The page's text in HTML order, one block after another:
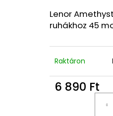
Lenor
ruhákhoz 45
Raktáron
6 890 Ft